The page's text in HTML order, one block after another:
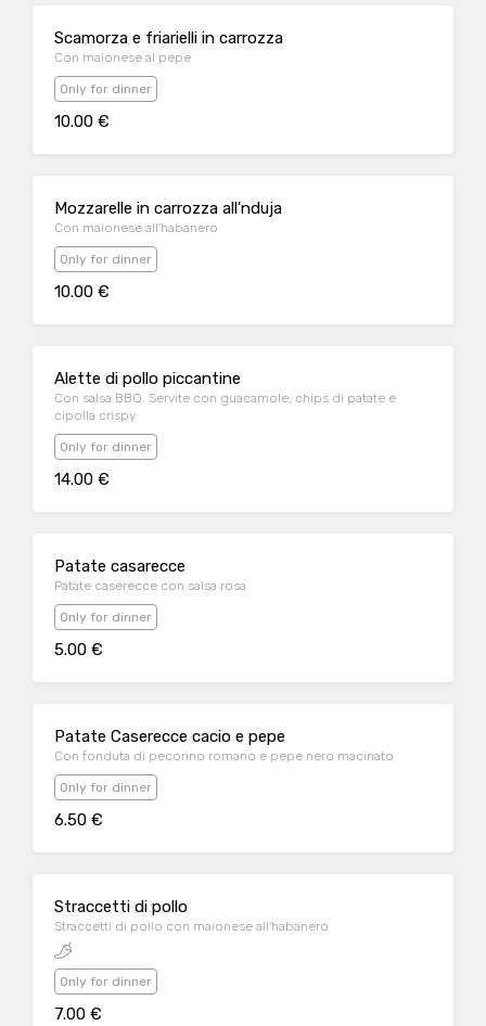
Scamorza e friarielli in carrozza
Con maionese al pepe
Only for dinner
10.00 €
Mozzarelle in carrozza all'nduja
Con maionese all'habanero
Only for dinner
10.00 €
Alette di pollo piccantine
Con salsa BBQ. Servite con guacamole, chips di patate e
cipolla crispy
Only for dinner
14.00 €
Patate casarecce
Patate caserecce con salsa rosa
Only for dinner
5.00 €
Patate Caserecce cacio e pepe
Con fonduta di pecorino romano e pepe nero macinato
Only for dinner
6.50 €
Straccetti di pollo
Straccetti di pollo con maionese all'habanero
Only for dinner
7.00 €